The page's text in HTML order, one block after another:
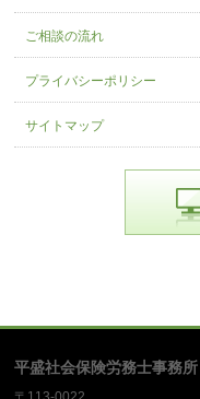
ご相談の流れ
プライバシーポリシー
サイトマップ
平盛社会保険労務士事務所